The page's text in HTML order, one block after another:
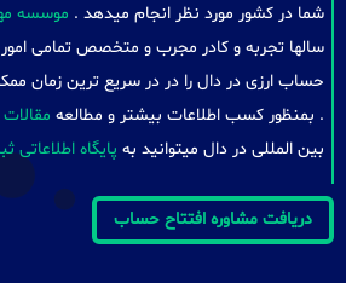
شما در کشور مورد نظر انجام میدهد . موسسه
سالها تجربه و کادر مجرب و متخصص تمامی
حساب ارزی در دال را در در سریع ترین زمان
. بمنظور کسب اطلاعات بیشتر و مطالعه مقالات
بین المللی در دال میتوانید به پایگاه اطلاعاتی
دریافت مشاوره افتتاح حساب